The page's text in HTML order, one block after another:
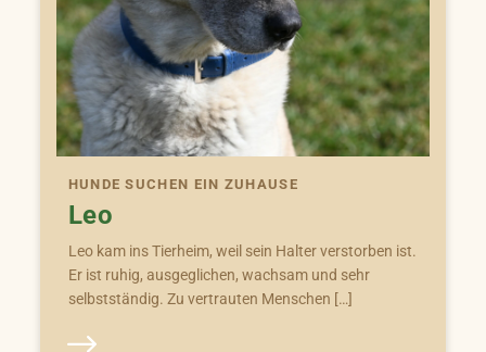
HUNDE SUCHEN EIN ZUHAUSE
Leo
Leo kam ins Tierheim, weil sein Halter verstorben ist.
Er ist ruhig, ausgeglichen, wachsam und sehr
selbstständig. Zu vertrauten Menschen […]